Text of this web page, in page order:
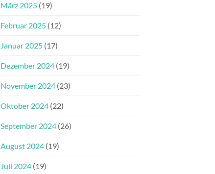
März 2025 (19)
Februar 2025 (12)
Januar 2025 (17)
Dezember 2024 (19)
November 2024 (23)
Oktober 2024 (22)
September 2024 (26)
August 2024 (19)
Juli 2024 (19)